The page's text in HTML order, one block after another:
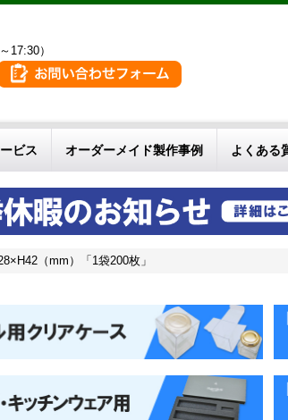
17:30）
ビス オーダーメイド製作事例 よくある
（mm）「1袋200枚」